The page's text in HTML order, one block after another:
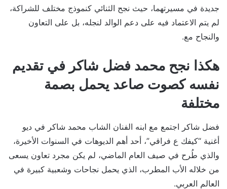
جديدة في مسيرتهما، حيث نجح الثنائي كنموذج مختلف للشراكة،
لم يتم الاعتماد فيه على دعم الوالد لنجله، بل على التعاون
والنجاح مع.
هكذا نجح محمد فضل شاكر في تقديم
نفسه كصوت صاعد يحمل بصمة
مختلفة
فضل شاكر اجتمع مع ابنه الفنان الشاب محمد شاكر في ديو
أغنية “كيفك ع فراقي”، أحد أهم الديوهات في السنوات الأخيرة،
والذي طُرح في صيف العام الماضي، لم يكن مجرد تعاون يسعى
من خلاله الأب المطرب، الذي يحمل نجاحات وشعبية كبيرة في
العالم العربي.